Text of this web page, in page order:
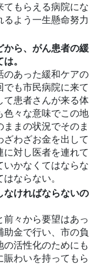
てもらえる病院にな
るよう一生懸命努力
から、がん患者の緩
。
のあった緩和ケアの
も市民病院に来て
て患者さんが来る体
色々な意味でこの地
まの状況でそのま
ざわざお金を出して
対し医者を連れて
いかなくてはならな
ならない。
なければならないの
前々から要望はあっ
助金で行い、市の負
活性化のためにも
わいを持ってもら